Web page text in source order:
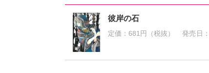
彼岸の石
定価：681円（税抜） 発売日：